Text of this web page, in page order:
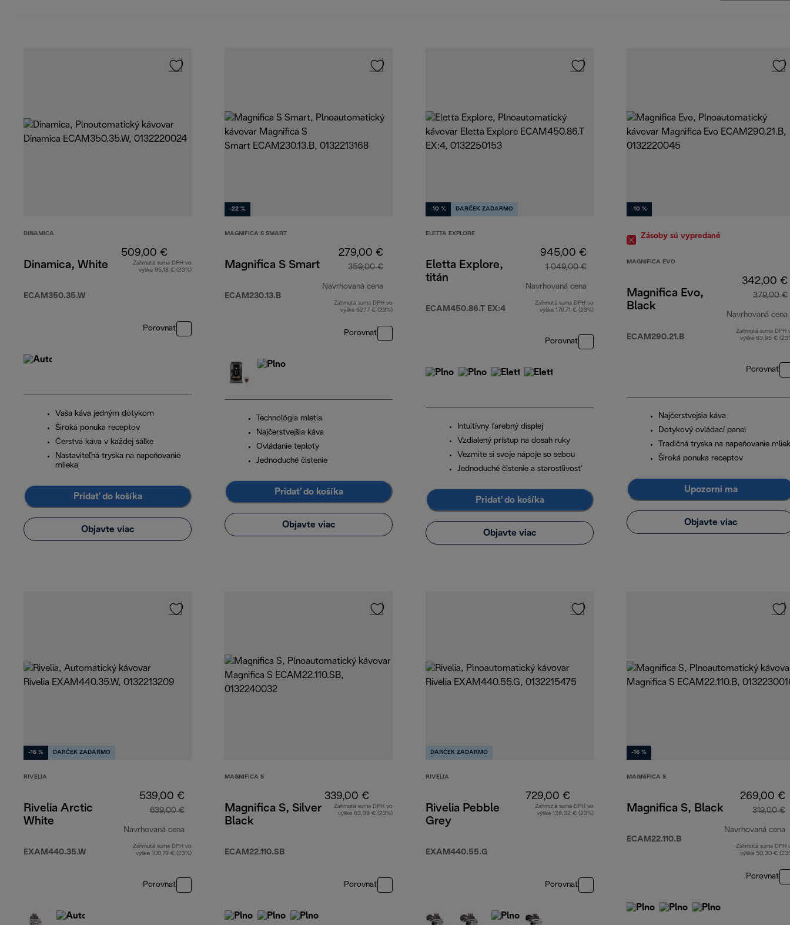
DINAMICA
Dinamica, White
ECAM350.35.W
509,00 €
Zahrnutá suma DPH vo
výške 95,18 € (23%)
Porovnať
Vaša káva jedným dotykom
Široká ponuka receptov
Čerstvá káva v každej šálke
Nastaviteľná tryska na napeňovanie
mlieka
Pridať do košíka
Objavte viac
-22 %
MAGNIFICA S SMART
Magnifica S Smart
ECAM230.13.B
279,00 €
359,00 €
Navrhovaná cena
pôvodná cena 359,00 €
Zahrnutá suma DPH vo
výške 52,17 € (23%)
Porovnať
Technológia mletia
Najčerstvejšia káva
Ovládanie teploty
Jednoduché čistenie
Pridať do košíka
Objavte viac
-10 % DARČEK ZADARMO
ELETTA EXPLORE
Eletta Explore,
titán
ECAM450.86.T EX:4
945,00 €
1 049,00 €
Navrhovaná cena
pôvodná cena 1 049,00 €
Zahrnutá suma DPH vo
výške 176,71 € (23%)
Porovnať
Intuitívny farebný displej
Vzdialený prístup na dosah ruky
Vezmite si svoje nápoje so sebou
Jednoduché čistenie a starostlivosť
Pridať do košíka
Objavte viac
-10 %
Zásoby sú vypredané
MAGNIFICA EVO
Magnifica Evo,
Black
ECAM290.21.B
342,00 €
379,00 €
Navrhovaná cena
Zahrnutá suma DPH
výške 63,95 €
Porovnať
Najčerstvejšia káva
Dotykový ovládací panel
Tradičná tryska na napeňovanie
Široká ponuka receptov
Upozorni ma
Objavte viac
-16 % DARČEK ZADARMO
RIVELIA
Rivelia Arctic
White
EXAM440.35.W
539,00 €
639,00 €
Navrhovaná cena
pôvodná cena 639,00 €
Zahrnutá suma DPH vo
výške 100,79 € (23%)
Porovnať
MAGNIFICA S
Magnifica S, Silver
Black
ECAM22.110.SB
339,00 €
Zahrnutá suma DPH vo
výške 63,39 € (23%)
Porovnať
DARČEK ZADARMO
RIVELIA
Rivelia Pebble
Grey
EXAM440.55.G
729,00 €
Zahrnutá suma DPH vo
výške 136,32 € (23%)
Porovnať
-16 %
MAGNIFICA S
Magnifica S, Black
ECAM22.110.B
269,00 €
319,00 €
Navrhovaná cena
Zahrnutá suma DPH
výške 50,30 €
Porovnať